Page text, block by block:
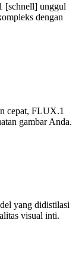
[schnell] unggul
dengan
cepat, FLUX.1
gambar Anda.
yang didistilasi
visual inti.